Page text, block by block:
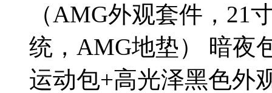
（AMG外观套件，21
统，AMG地垫） 暗夜
运动包+高光泽黑色外